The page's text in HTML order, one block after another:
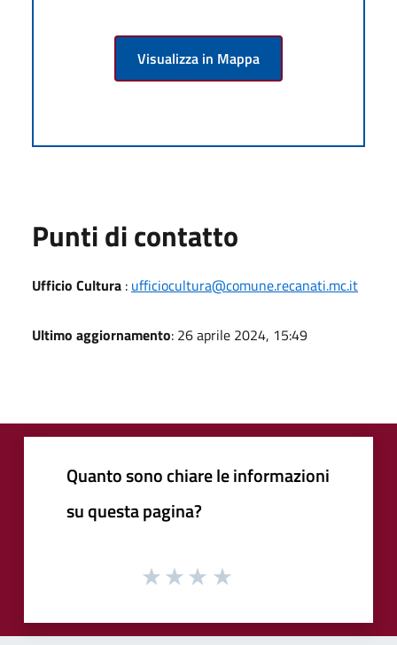
Visualizza in Mappa
Punti di contatto
Ufficio Cultura : ufficiocultura@comune.recanati.mc.it
Ultimo aggiornamento: 26 aprile 2024, 15:49
Quanto sono chiare le informazioni
su questa pagina?